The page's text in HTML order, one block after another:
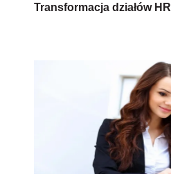
Transformacja działów HR